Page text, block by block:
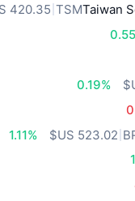
Taiwan
TSM
0.19%
1.11%